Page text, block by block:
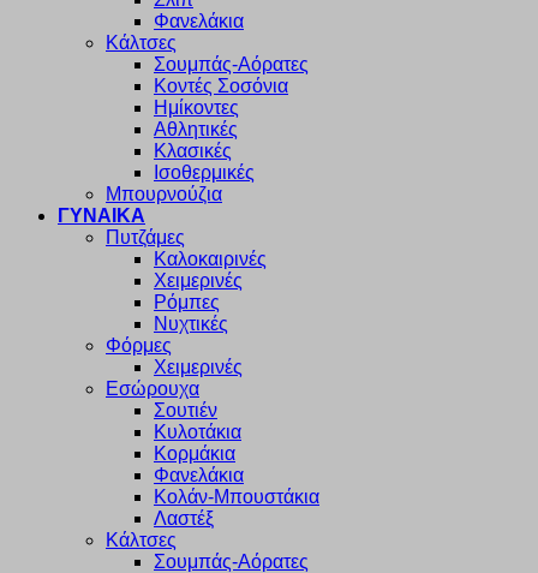
Φανελάκια
Κάλτσες
Σουμπάς-Αόρατες
Κοντές Σοσόνια
Ημίκοντες
Αθλητικές
Κλασικές
Ισοθερμικές
Μπουρνούζια
ΓΥΝΑΙΚΑ
Πυτζάμες
Καλοκαιρινές
Χειμερινές
Ρόμπες
Νυχτικές
Φόρμες
Χειμερινές
Εσώρουχα
Σουτιέν
Κυλοτάκια
Κορμάκια
Φανελάκια
Κολάν-Μπουστάκια
Λαστέξ
Κάλτσες
Σουμπάς-Αόρατες